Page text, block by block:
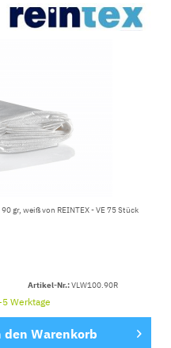
gr, weiß von REINTEX - VE 75 Stück
Artikel-Nr.:VLW100.90R
Werktage
den Warenkorb